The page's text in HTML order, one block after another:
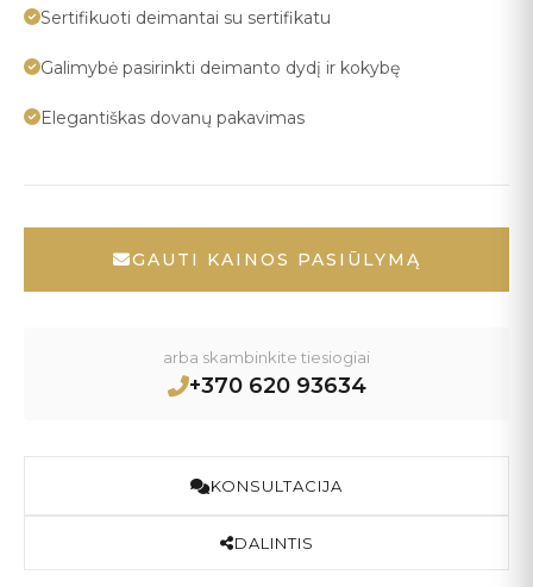
Sertifikuoti deimantai su sertifikatu
Galimybė pasirinkti deimanto dydį ir kokybę
Elegantiškas dovanų pakavimas
GAUTI KAINOS PASIŪLYMĄ
arba skambinkite tiesiogiai
+370 620 93634
KONSULTACIJA
DALINTIS